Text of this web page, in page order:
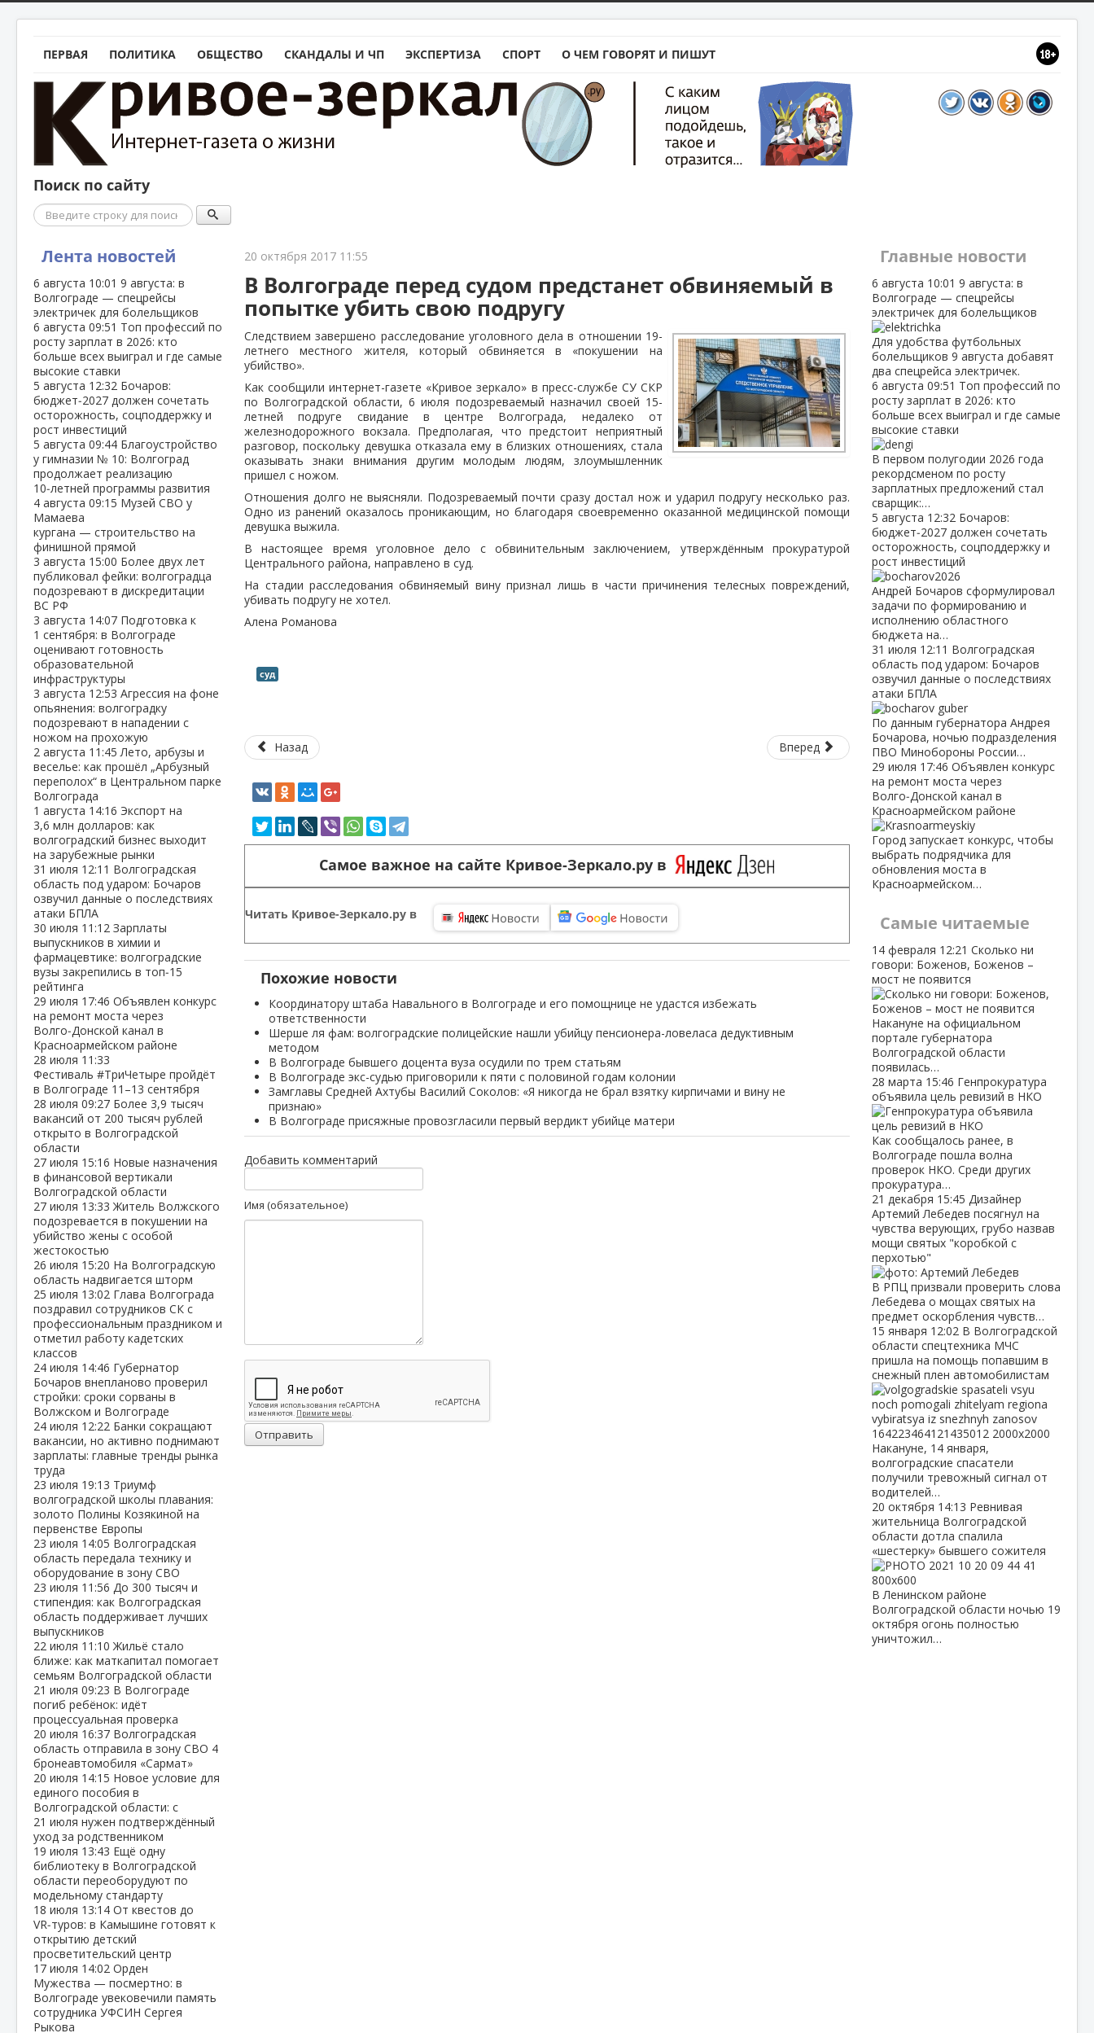
ПЕРВАЯ ПОЛИТИКА ОБЩЕСТВО СКАНДАЛЫ И ЧП ЭКСПЕРТИЗА СПОРТ О ЧЕМ ГОВОРЯТ И ПИШУТ
Поиск по сайту
Поиск
Лента новостей
6 августа 10:01 9 августа: в
Волгограде — спецрейсы
электричек для болельщиков
6 августа 09:51 Топ профессий по
росту зарплат в 2026: кто
больше всех выиграл и где самые
высокие ставки
5 августа 12:32 Бочаров:
бюджет‑2027 должен сочетать
осторожность, соцподдержку и
рост инвестиций
5 августа 09:44 Благоустройство
у гимназии № 10: Волгоград
продолжает реализацию
10‑летней программы развития
4 августа 09:15 Музей СВО у
Мамаева
кургана — строительство на
финишной прямой
3 августа 15:00 Более двух лет
публиковал фейки: волгоградца
подозревают в дискредитации
ВС РФ
3 августа 14:07 Подготовка к
1 сентября: в Волгограде
оценивают готовность
образовательной
инфраструктуры
3 августа 12:53 Агрессия на фоне
опьянения: волгоградку
подозревают в нападении с
ножом на прохожую
2 августа 11:45Лето, арбузы и
веселье: как прошёл „Арбузный
переполох“ в Центральном парке
Волгограда
1 августа 14:16 Экспорт на
3,6 млн долларов: как
волгоградский бизнес выходит
на зарубежные рынки
31 июля 12:11 Волгоградская
область под ударом: Бочаров
озвучил данные о последствиях
атаки БПЛА
30 июля 11:12 Зарплаты
выпускников в химии и
фармацевтике: волгоградские
вузы закрепились в топ‑15
рейтинга
29 июля 17:46 Объявлен конкурс
на ремонт моста через
Волго‑Донской канал в
Красноармейском районе
28 июля 11:33
Фестиваль #ТриЧетыре пройдёт
в Волгограде 11–13 сентября
28 июля 09:27 Более 3,9 тысяч
вакансий от 200 тысяч рублей
открыто в Волгоградской
области
27 июля 15:16 Новые назначения
в финансовой вертикали
Волгоградской области
27 июля 13:33Житель Волжского
подозревается в покушении на
убийство жены с особой
жестокостью
26 июля 15:20 На Волгоградскую
область надвигается шторм
25 июля 13:02 Глава Волгограда
поздравил сотрудников СК с
профессиональным праздником и
отметил работу кадетских
классов
24 июля 14:46 Губернатор
Бочаров внепланово проверил
стройки: сроки сорваны в
Волжском и Волгограде
24 июля 12:22 Банки сокращают
вакансии, но активно поднимают
зарплаты: главные тренды рынка
труда
23 июля 19:13 Триумф
волгоградской школы плавания:
золото Полины Козякиной на
первенстве Европы
23 июля 14:05 Волгоградская
область передала технику и
оборудование в зону СВО
23 июля 11:56 До 300 тысяч и
стипендия: как Волгоградская
область поддерживает лучших
выпускников
22 июля 11:10Жильё стало
ближе: как маткапитал помогает
семьям Волгоградской области
21 июля 09:23 В Волгограде
погиб ребёнок: идёт
процессуальная проверка
20 июля 16:37 Волгоградская
область отправила в зону СВО 4
бронеавтомобиля «Сармат»
20 июля 14:15 Новое условие для
единого пособия в
Волгоградской области: с
21 июля нужен подтверждённый
уход за родственником
19 июля 13:43 Ещё одну
библиотеку в Волгоградской
области переоборудуют по
модельному стандарту
18 июля 13:14 От квестов до
VR‑туров: в Камышине готовят к
открытию детский
просветительский центр
17 июля 14:02 Орден
Мужества — посмертно: в
Волгограде увековечили память
сотрудника УФСИН Сергея
Рыкова
20 октября 2017 11:55
В Волгограде перед судом предстанет обвиняемый в
попытке убить свою подругу
Следствием завершено расследование уголовного дела в отношении 19-
летнего местного жителя, который обвиняется в «покушении на
убийство».
Как сообщили интернет-газете «Кривое зеркало» в пресс-службе СУ СКР
по Волгоградской области, 6 июля подозреваемый назначил своей 15-
летней подруге свидание в центре Волгограда, недалеко от
железнодорожного вокзала. Предполагая, что предстоит неприятный
разговор, поскольку девушка отказала ему в близких отношениях, стала
оказывать знаки внимания другим молодым людям, злоумышленник
пришел с ножом.
Отношения долго не выясняли. Подозреваемый почти сразу достал нож и ударил подругу несколько раз.
Одно из ранений оказалось проникающим, но благодаря своевременно оказанной медицинской помощи
девушка выжила.
В настоящее время уголовное дело с обвинительным заключением, утверждённым прокуратурой
Центрального района, направлено в суд.
На стадии расследования обвиняемый вину признал лишь в части причинения телесных повреждений,
убивать подругу не хотел.
Алена Романова
суд
Назад Вперед
Самое важное на сайте Кривое-Зеркало.ру в
Читать Кривое-Зеркало.ру в
Похожие новости
Координатору штаба Навального в Волгограде и его помощнице не удастся избежать
ответственности
Шерше ля фам: волгоградские полицейские нашли убийцу пенсионера-ловеласа дедуктивным
методом
В Волгограде бывшего доцента вуза осудили по трем статьям
В Волгограде экс-судью приговорили к пяти с половиной годам колонии
Замглавы Средней Ахтубы Василий Соколов: «Я никогда не брал взятку кирпичами и вину не
признаю»
В Волгограде присяжные провозгласили первый вердикт убийце матери
Добавить комментарий
Имя (обязательное)
Отправить
Главные новости
6 августа 10:01 9 августа: в
Волгограде — спецрейсы
электричек для болельщиков
Для удобства футбольных
болельщиков 9 августа добавят
два спецрейса электричек.
6 августа 09:51 Топ профессий по
росту зарплат в 2026: кто
больше всех выиграл и где самые
высокие ставки
В первом полугодии 2026 года
рекордсменом по росту
зарплатных предложений стал
сварщик:…
5 августа 12:32 Бочаров:
бюджет‑2027 должен сочетать
осторожность, соцподдержку и
рост инвестиций
Андрей Бочаров сформулировал
задачи по формированию и
исполнению областного
бюджета на…
31 июля 12:11 Волгоградская
область под ударом: Бочаров
озвучил данные о последствиях
атаки БПЛА
По данным губернатора Андрея
Бочарова, ночью подразделения
ПВО Минобороны России…
29 июля 17:46 Объявлен конкурс
на ремонт моста через
Волго‑Донской канал в
Красноармейском районе
Город запускает конкурс, чтобы
выбрать подрядчика для
обновления моста в
Красноармейском…
Самые читаемые
14 февраля 12:21 Сколько ни
говори: Боженов, Боженов –
мост не появится
Накануне на официальном
портале губернатора
Волгоградской области
появилась…
28 марта 15:46 Генпрокуратура
объявила цель ревизий в НКО
Как сообщалось ранее, в
Волгограде пошла волна
проверок НКО. Среди других
прокуратура…
21 декабря 15:45 Дизайнер
Артемий Лебедев посягнул на
чувства верующих, грубо назвав
мощи святых "коробкой с
перхотью"
В РПЦ призвали проверить слова
Лебедева о мощах святых на
предмет оскорбления чувств…
15 января 12:02 В Волгоградской
области спецтехника МЧС
пришла на помощь попавшим в
снежный плен автомобилистам
Накануне, 14 января,
волгоградские спасатели
получили тревожный сигнал от
водителей…
20 октября 14:13 Ревнивая
жительница Волгоградской
области дотла спалила
«шестерку» бывшего сожителя
В Ленинском районе
Волгоградской области ночью 19
октября огонь полностью
уничтожил…